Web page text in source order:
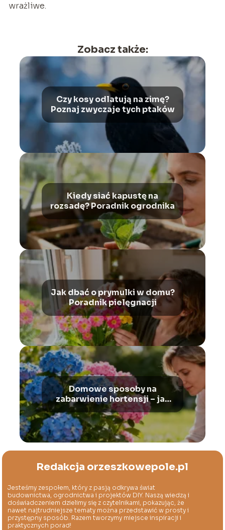
wrażliwe.
Zobacz także:
Czy kosy odlatują na zimę?
Poznaj zwyczaje tych ptaków
Kiedy siać kapustę na
rozsadę? Poradnik ogrodnika
Jak dbać o prymulki w domu?
Poradnik pielęgnacji
Domowe sposoby na
zabarwienie hortensji – jak
zmienić ich kolor?
Redakcja orzeszkowepole.pl
Jesteśmy zespołem, który z pasją odkrywa świat
budownictwa, ogrodnictwa i projektów DIY. Naszą wiedzą i
doświadczeniem dzielimy się z czytelnikami, pokazując, że
nawet najtrudniejsze tematy można przedstawić w prosty i
przystępny sposób. Razem tworzymy miejsce inspiracji i
praktycznych porad!